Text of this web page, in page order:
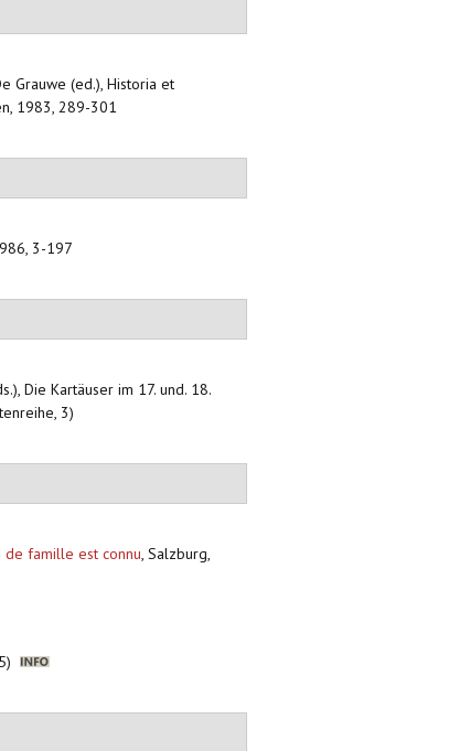
Grauwe (ed.), Historia et
1983, 289-301
3-197
Die Kartäuser im 17. und. 18.
3)
de famille est connu, Salzburg,